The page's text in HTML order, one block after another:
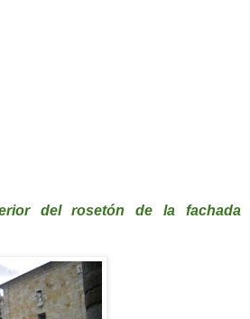
del rosetón de la fachada